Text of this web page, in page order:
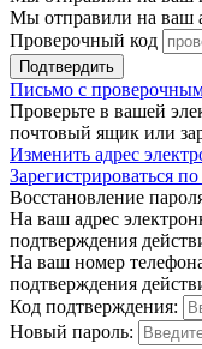
Мы отправили на ваш
Проверочный код
Подтвердить
Письмо с
Проверьте в вашей
почтовый ящик или
Изменить адрес
Зарегистрироваться
Восстановление
На ваш адрес
подтверждения
На ваш номер
подтверждения
Код подтверждения:
Новый пароль: